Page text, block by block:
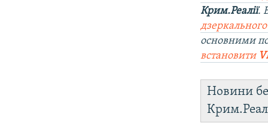
Крим.Реалії.
основними
встановити
Новини